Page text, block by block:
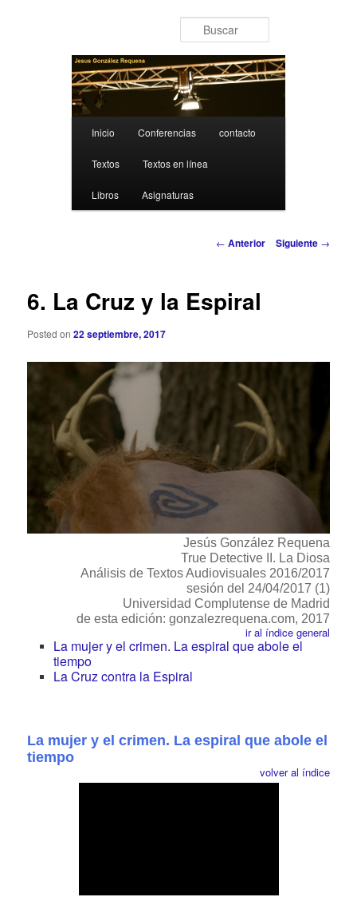
Buscar
Inicio Conferencias contacto
Textos Textos en línea
Libros Asignaturas
Navegación de entradas
← Anterior Siguiente →
6. La Cruz y la Espiral
Posted on22 septiembre, 2017
Jesús González Requena
True Detective II. La Diosa
Análisis de Textos Audiovisuales 2016/2017
sesión del 24/04/2017 (1)
Universidad Complutense de Madrid
de esta edición: gonzalezrequena.com, 2017
ir al índice general
La mujer y el crimen. La espiral que abole el
tiempo
La Cruz contra la Espiral
La mujer y el crimen. La espiral que abole el
tiempo
volver al índice